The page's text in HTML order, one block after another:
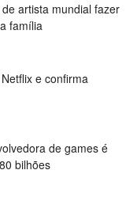
artista mundial fazer
família
e confirma
de games é
bilhões